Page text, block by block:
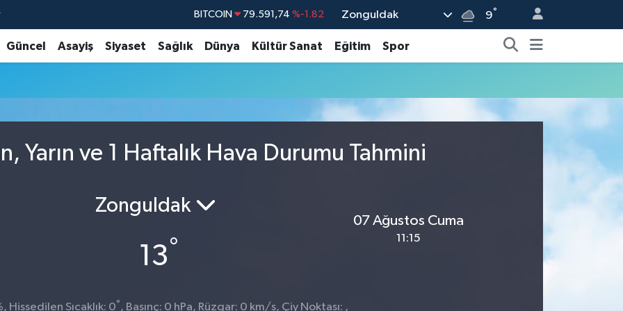
BITCOIN 79.591,74 %-1.82
DOLAR 45,43620 %0.02
EURO 53,38690 %0.19
Zonguldak 9°
Güncel Asayiş Siyaset Sağlık Dünya Kültür Sanat Eğitim Spor
Yarın ve 1 Haftalık Hava Durumu Tahmini
Zonguldak
13°
07 Ağustos Cuma
11:15
Hissedilen Sıcaklık: 0° , Basınç: 0 hPa, Rüzgar: 0 km/s, Çiy Noktası: ,